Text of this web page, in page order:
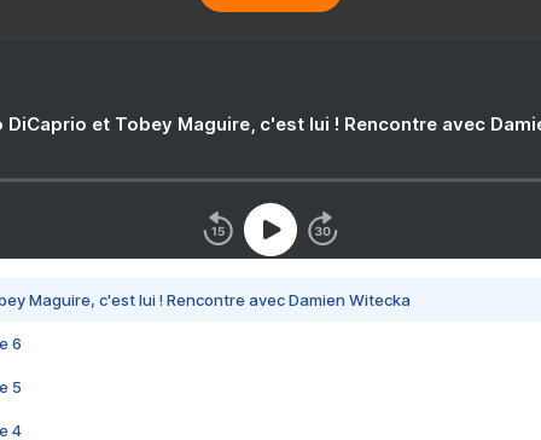
DiCaprio et Tobey Maguire, c'est lui ! Rencontre avec
Maguire, c'est lui ! Rencontre avec Damien Witecka
6
5
4